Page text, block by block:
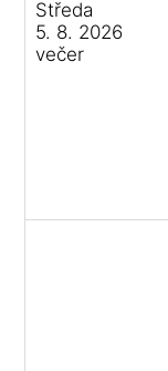
Středa
5. 8. 2026
večer